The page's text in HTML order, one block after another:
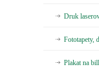
Druk
Fototapety,
Plakat na